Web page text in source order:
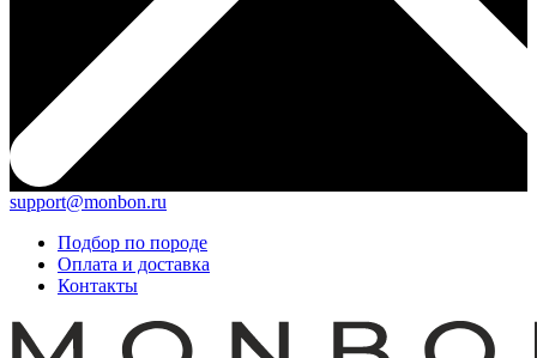
support@monbon.ru
Подбор по породе
Оплата и доставка
Контакты